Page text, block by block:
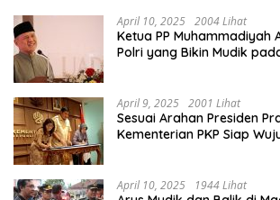
April 10, 2025 2004 Lihat
Ketua PP Muhammadiyah
Polri yang Bikin Mudik
April 9, 2025 2001 Lihat
Sesuai Arahan Presiden
Kementerian PKP Siap
April 10, 2025 1944 Lihat